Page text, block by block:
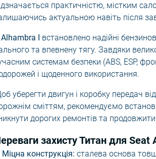
практичністю, містким
актуальною навіть після
Alhambra I встановлено надійні
та впевнену тягу. Завдяки
системам безпеки (ABS, ESP,
і щоденного використання.
уберегти двигун і коробку передач
сміттям, рекомендуємо
дорогих ремонтів та
захисту Титан для
Міцна конструкція: сталева основа